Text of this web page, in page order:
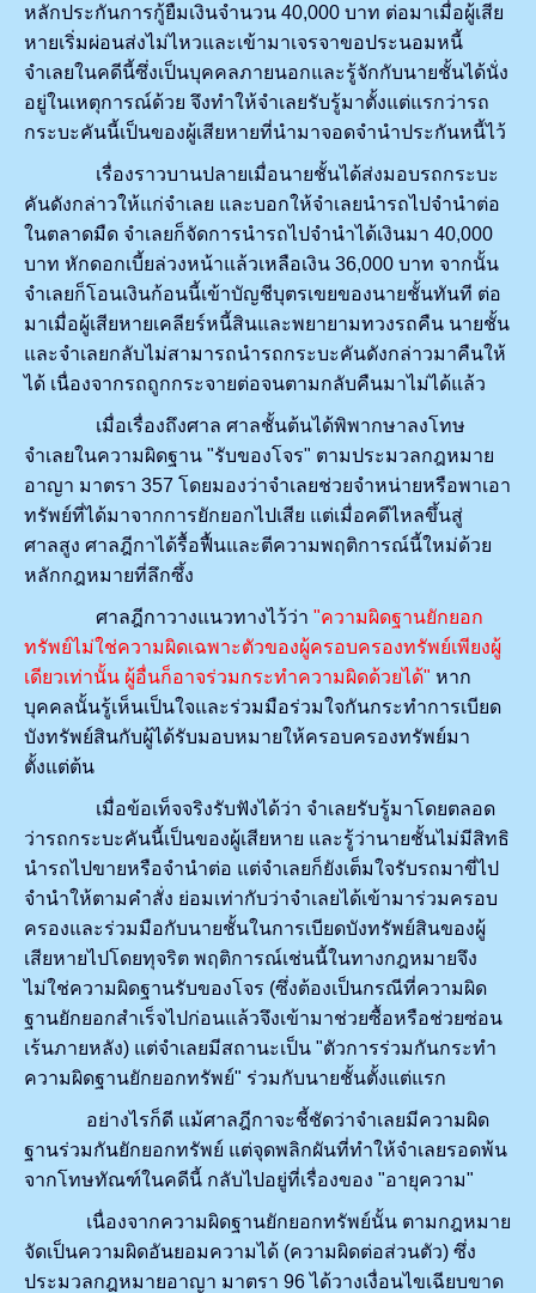
หลักประกันการกู้ยืมเงินจำนวน 40,000 บาท ต่อมาเมื่อผู้เสีย
หายเริ่มผ่อนส่งไม่ไหวและเข้ามาเจรจาขอประนอมหนี้
จำเลยในคดีนี้ซึ่งเป็นบุคคลภายนอกและรู้จักกับนายชั้นได้นั่ง
อยู่ในเหตุการณ์ด้วย จึงทำให้จำเลยรับรู้มาตั้งแต่แรกว่ารถ
กระบะคันนี้เป็นของผู้เสียหายที่นำมาจอดจำนำประกันหนี้ไว้
เรื่องราวบานปลายเมื่อนายชั้นได้ส่งมอบรถกระบะ
คันดังกล่าวให้แก่จำเลย และบอกให้จำเลยนำรถไปจำนำต่อ
ในตลาดมืด จำเลยก็จัดการนำรถไปจำนำได้เงินมา 40,000
บาท หักดอกเบี้ยล่วงหน้าแล้วเหลือเงิน 36,000 บาท จากนั้น
จำเลยก็โอนเงินก้อนนี้เข้าบัญชีบุตรเขยของนายชั้นทันที ต่อ
มาเมื่อผู้เสียหายเคลียร์หนี้สินและพยายามทวงรถคืน นายชั้น
และจำเลยกลับไม่สามารถนำรถกระบะคันดังกล่าวมาคืนให้
ได้ เนื่องจากรถถูกกระจายต่อจนตามกลับคืนมาไม่ได้แล้ว
เมื่อเรื่องถึงศาล ศาลชั้นต้นได้พิพากษาลงโทษ
จำเลยในความผิดฐาน "รับของโจร" ตามประมวลกฎหมาย
อาญา มาตรา 357 โดยมองว่าจำเลยช่วยจำหน่ายหรือพาเอา
ทรัพย์ที่ได้มาจากการยักยอกไปเสีย แต่เมื่อคดีไหลขึ้นสู่
ศาลสูง ศาลฎีกาได้รื้อฟื้นและตีความพฤติการณ์นี้ใหม่ด้วย
หลักกฎหมายที่ลึกซึ้ง
ศาลฎีกาวางแนวทางไว้ว่า "ความผิดฐานยักยอก
ทรัพย์ไม่ใช่ความผิดเฉพาะตัวของผู้ครอบครองทรัพย์เพียงผู้
เดียวเท่านั้น ผู้อื่นก็อาจร่วมกระทำความผิดด้วยได้" หาก
บุคคลนั้นรู้เห็นเป็นใจและร่วมมือร่วมใจกันกระทำการเบียด
บังทรัพย์สินกับผู้ได้รับมอบหมายให้ครอบครองทรัพย์มา
ตั้งแต่ต้น
เมื่อข้อเท็จจริงรับฟังได้ว่า จำเลยรับรู้มาโดยตลอด
ว่ารถกระบะคันนี้เป็นของผู้เสียหาย และรู้ว่านายชั้นไม่มีสิทธิ
นำรถไปขายหรือจำนำต่อ แต่จำเลยก็ยังเต็มใจรับรถมาขี่ไป
จำนำให้ตามคำสั่ง ย่อมเท่ากับว่าจำเลยได้เข้ามาร่วมครอบ
ครองและร่วมมือกับนายชั้นในการเบียดบังทรัพย์สินของผู้
เสียหายไปโดยทุจริต พฤติการณ์เช่นนี้ในทางกฎหมายจึง
ไม่ใช่ความผิดฐานรับของโจร (ซึ่งต้องเป็นกรณีที่ความผิด
ฐานยักยอกสำเร็จไปก่อนแล้วจึงเข้ามาช่วยซื้อหรือช่วยซ่อน
เร้นภายหลัง) แต่จำเลยมีสถานะเป็น "ตัวการร่วมกันกระทำ
ความผิดฐานยักยอกทรัพย์" ร่วมกับนายชั้นตั้งแต่แรก
อย่างไรก็ดี แม้ศาลฎีกาจะชี้ชัดว่าจำเลยมีความผิด
ฐานร่วมกันยักยอกทรัพย์ แต่จุดพลิกผันที่ทำให้จำเลยรอดพ้น
จากโทษทัณฑ์ในคดีนี้ กลับไปอยู่ที่เรื่องของ "อายุความ"
เนื่องจากความผิดฐานยักยอกทรัพย์นั้น ตามกฎหมาย
จัดเป็นความผิดอันยอมความได้ (ความผิดต่อส่วนตัว) ซึ่ง
ประมวลกฎหมายอาญา มาตรา 96 ได้วางเงื่อนไขเฉียบขาด